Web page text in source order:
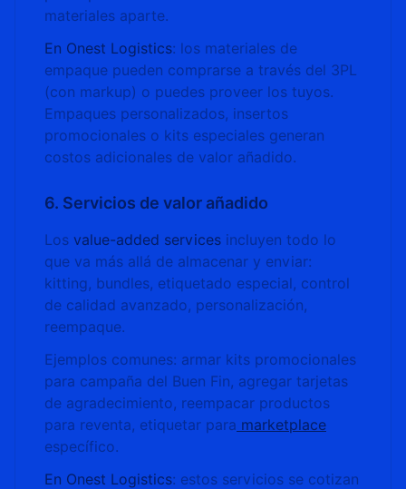
materiales aparte.
En Onest Logistics: los materiales de
empaque pueden comprarse a través del 3PL
(con markup) o puedes proveer los tuyos.
Empaques personalizados, insertos
promocionales o kits especiales generan
costos adicionales de valor añadido.
6. Servicios de valor añadido
Los value-added services incluyen todo lo
que va más allá de almacenar y enviar:
kitting, bundles, etiquetado especial, control
de calidad avanzado, personalización,
reempaque.
Ejemplos comunes: armar kits promocionales
para campaña del Buen Fin, agregar tarjetas
de agradecimiento, reempacar productos
para reventa, etiquetar para marketplace
específico.
En Onest Logistics: estos servicios se cotizan